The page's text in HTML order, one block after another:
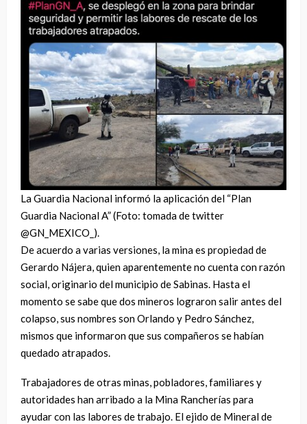
La Guardia Nacional informó la aplicación del “Plan
Guardia Nacional A” (Foto: tomada de twitter
@GN_MEXICO_).
De acuerdo a varias versiones, la mina es propiedad de
Gerardo Nájera, quien aparentemente no cuenta con razón
social, originario del municipio de Sabinas. Hasta el
momento se sabe que dos mineros lograron salir antes del
colapso, sus nombres son Orlando y Pedro Sánchez,
mismos que informaron que sus compañeros se habían
quedado atrapados.
Trabajadores de otras minas, pobladores, familiares y
autoridades han arribado a la Mina Rancherías para
ayudar con las labores de trabajo. El ejido de Mineral de